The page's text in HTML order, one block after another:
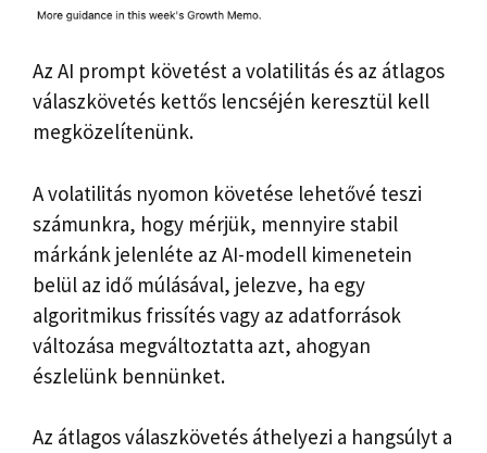
Az AI prompt követést a volatilitás és az átlagos
válaszkövetés kettős lencséjén keresztül kell
megközelítenünk.
A volatilitás nyomon követése lehetővé teszi
számunkra, hogy mérjük, mennyire stabil
márkánk jelenléte az AI-modell kimenetein
belül az idő múlásával, jelezve, ha egy
algoritmikus frissítés vagy az adatforrások
változása megváltoztatta azt, ahogyan
észlelünk bennünket.
Az átlagos válaszkövetés áthelyezi a hangsúlyt a